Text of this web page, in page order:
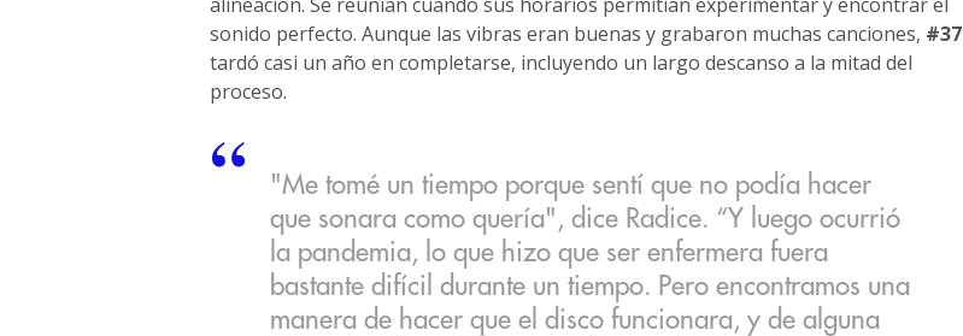
sonido perfecto. Aunque las vibras eran buenas y grabaron muchas canciones, #37
tardó casi un año en completarse, incluyendo un largo descanso a la mitad del
proceso.
"Me tomé un tiempo porque sentí que no podía hacer
que sonara como quería", dice Radice. “Y luego ocurrió
la pandemia, lo que hizo que ser enfermera fuera
bastante difícil durante un tiempo. Pero encontramos una
manera de hacer que el disco funcionara, y de alguna